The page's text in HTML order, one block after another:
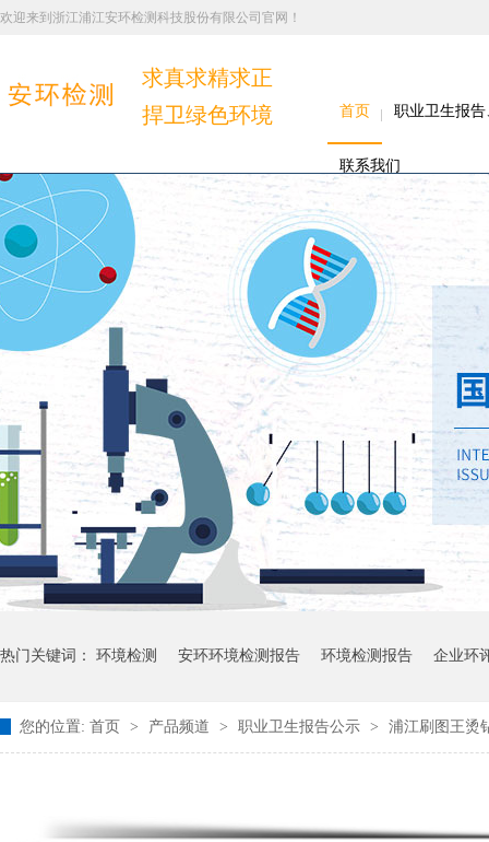
欢迎来到浙江浦江安环检测科技股份有限公司官网！
求真求精求正
捍卫绿色环境
首页 职业卫生报
联系我们
热门关键词： 环境检测 安环环境检测报告 环境检测报告 企业环
您的位置: 首页 > 产品频道 > 职业卫生报告公示 > 浦江刷图王烫